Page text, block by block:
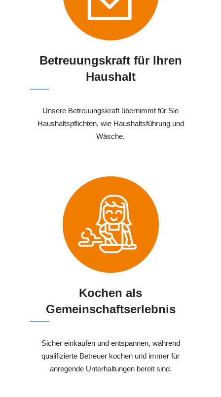
Betreuungskraft für Ihren
Haushalt
Unsere Betreuungskraft übernimmt für Sie
Haushaltspflichten, wie Haushaltsführung und
Wäsche.
Kochen als
Gemeinschaftserlebnis
Sicher einkaufen und entspannen, während
qualifizierte Betreuer kochen und immer für
anregende Unterhaltungen bereit sind.